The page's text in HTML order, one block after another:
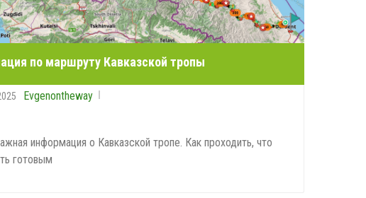
по маршруту Кавказской тропы
Evgenontheway
информация о Кавказской тропе. Как проходить, что
готовым